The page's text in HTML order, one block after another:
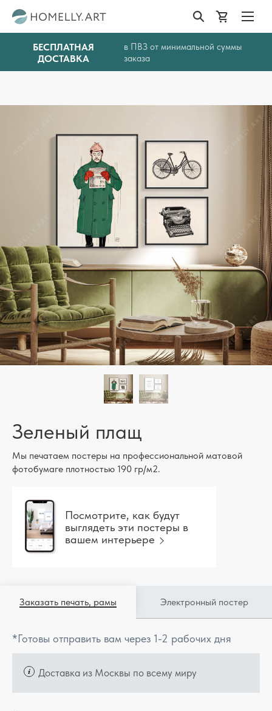
БЕСПЛАТНАЯ
ДОСТАВКА
в ПВЗ от минимальной суммы
заказа
Зеленый плащ
Мы печатаем постеры на профессиональной матовой
фотобумаге плотностью 190 гр/м2.
Посмотрите, как будут
выглядеть эти постеры в
вашем интерьере
Заказать печать, рамы Электронный постер
*Готовы отправить вам через 1-2 рабочих дня
Доставка из Москвы по всему миру